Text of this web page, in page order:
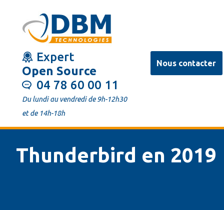
principal
Expert
Open Source
04 78 60 00 11
Du lundi au vendredi de 9h-12h30
et de 14h-18h
Nous contacter
Thunderbird en 2019